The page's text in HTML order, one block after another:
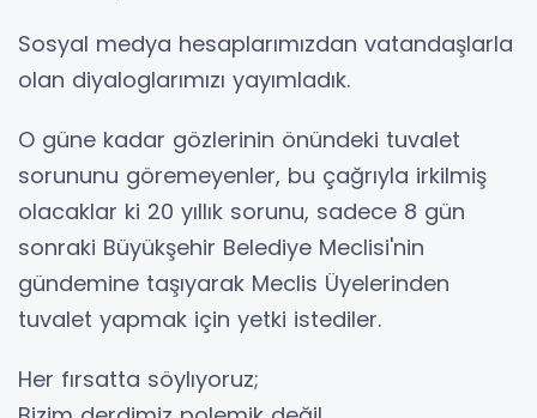
Sosyal medya hesaplarımızdan vatandaşlarla
olan diyaloglarımızı yayımladık.
O güne kadar gözlerinin önündeki tuvalet
sorununu göremeyenler, bu çağrıyla irkilmiş
olacaklar ki 20 yıllık sorunu, sadece 8 gün
sonraki Büyükşehir Belediye Meclisi'nin
gündemine taşıyarak Meclis Üyelerinden
tuvalet yapmak için yetki istediler.
Her fırsatta söylıyoruz;